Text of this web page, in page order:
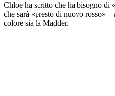
Chloe ha scritto che ha bisogno di
che sarà «presto di nuovo rosso»
colore sia la Madder.